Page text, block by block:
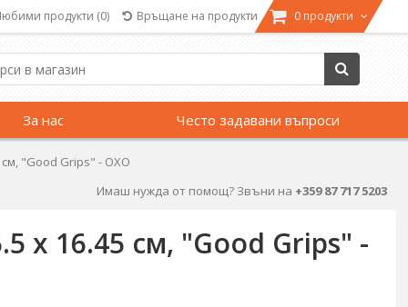
продукти (0) Връщане на продукти 0 продукти
За нас Често задавани въпроси
"Good Grips" - OXO
Имаш нужда от помощ? Звъни на +359 87 717 5203
x 16.45 см, "Good Grips" -